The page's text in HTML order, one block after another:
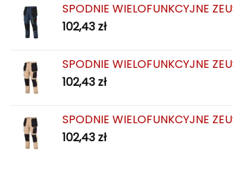
SPODNIE WIELOFUNKCYJNE
102,43 zł
SPODNIE WIELOFUNKCYJNE
102,43 zł
SPODNIE WIELOFUNKCYJNE
102,43 zł